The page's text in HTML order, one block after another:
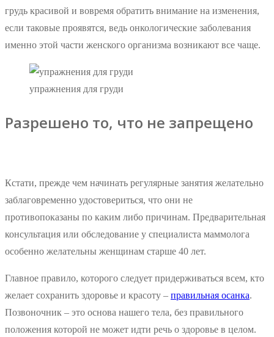
грудь красивой и вовремя обратить внимание на изменения,
если таковые проявятся, ведь онкологические заболевания
именно этой части женского организма возникают все чаще.
упражнения для груди
Разрешено то, что не запрещено
Кстати, прежде чем начинать регулярные занятия желательно
заблаговременно удостовериться, что они не
противопоказаны по каким либо причинам. Предварительная
консультация или обследование у специалиста маммолога
особенно желательны женщинам старше 40 лет.
Главное правило, которого следует придерживаться всем, кто
желает сохранить здоровье и красоту – правильная осанка.
Позвоночник – это основа нашего тела, без правильного
положения которой не может идти речь о здоровье в целом.